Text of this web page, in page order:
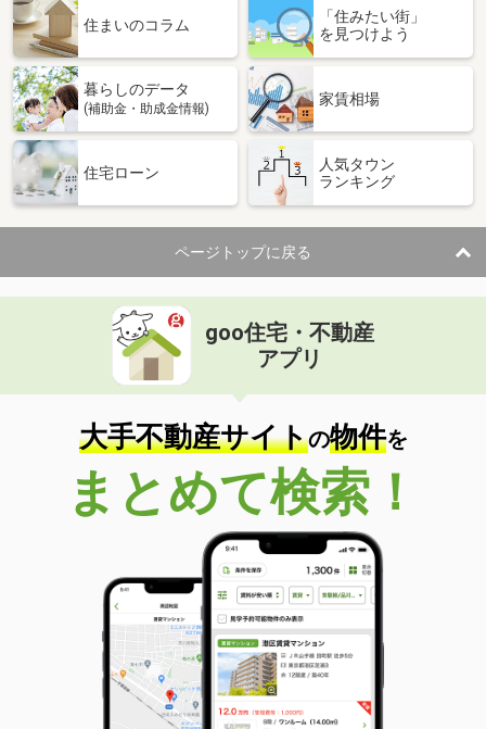
住まいのコラム
「住みたい街」
を見つけよう
暮らしのデータ
(補助金・助成金情報)
家賃相場
住宅ローン
人気タウン
ランキング
ページトップに戻る
goo住宅・不動産
アプリ
大手不動産サイトの物件を
まとめて検索！